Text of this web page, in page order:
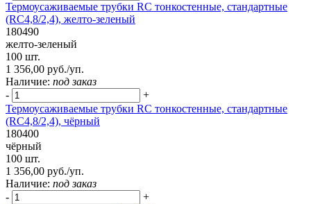
Термоусаживаемые трубки RC тонкостенные, стандартные
(RC4,8/2,4), желто-зеленый
180490
желто-зеленый
100 шт.
1 356,00 руб./уп.
Наличие: под заказ
-
+
Термоусаживаемые трубки RC тонкостенные, стандартные
(RC4,8/2,4), чёрный
180400
чёрный
100 шт.
1 356,00 руб./уп.
Наличие: под заказ
-
+